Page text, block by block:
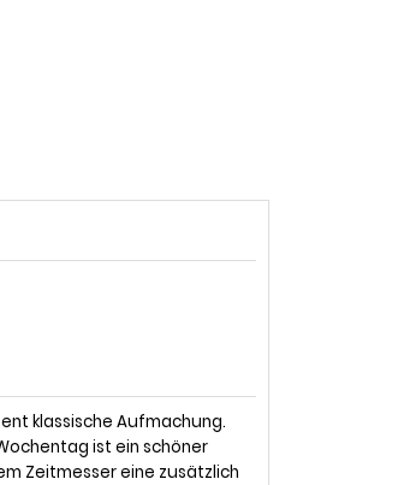
klassische Aufmachung.
ist ein schöner
Zeitmesser eine zusätzlich